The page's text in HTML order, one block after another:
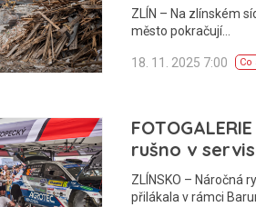
ZLÍN – Na zlínském
město pokračují…
18. 11. 2025 7:00 Co
rušno v
ZLÍNSKO – Náročná
přilákala v rámci